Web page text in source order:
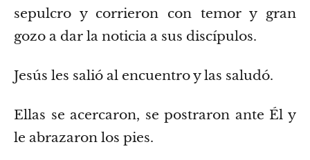
sepulcro y corrieron con temor y gran
gozo a dar la noticia a sus discípulos.
Jesús les salió al encuentro y las saludó.
Ellas se acercaron, se postraron ante Él y
le abrazaron los pies.